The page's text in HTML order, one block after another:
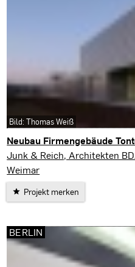
Neubau Firmengebäude
Lautertal
Junk & Reich, Architekten
Weimar
Projekt merken
Bild: Thomas Weiß
BERLIN